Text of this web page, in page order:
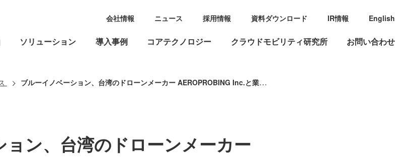
ソリューション 導入事例 コアテクノロジー クラウドモビリティ研究所 お問い合わせ
会社情報 ニュース 採用情報 資料ダウンロード IR情報 English
ブルーイノベーション、台湾のドローンメーカー AEROPROBING Inc.と業務提携
ョン、台湾のドローンメーカー